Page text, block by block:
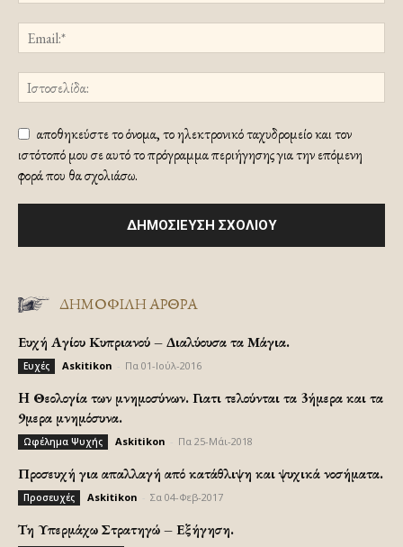
αποθηκεύστε το όνομα, το ηλεκτρονικό ταχυδρομείο και τον
ιστότοπό μου σε αυτό το πρόγραμμα περιήγησης για την επόμενη
φορά που θα σχολιάσω.
ΔΗΜΟΦΙΛΗ ΑΡΘΡΑ
Ευχή Αγίου Κυπριανού – Διαλύουσα τα Μάγια.
Ευχές Askitikon Πα 01-Ιούλ-2016
H Θεολογία των μνημοσύνων. Γιατι τελούνται τα 3ήμερα και τα
9μερα μνημόσυνα.
Ωφέλημα Ψυχής Askitikon Πα 25-Μάι-2018
Προσευχή για απαλλαγή από κατάθλιψη και ψυχικά νοσήματα.
Προσευχές Askitikon Σα 04-Φεβ-2017
Τη Υπερμάχω Στρατηγώ – Εξήγηση.